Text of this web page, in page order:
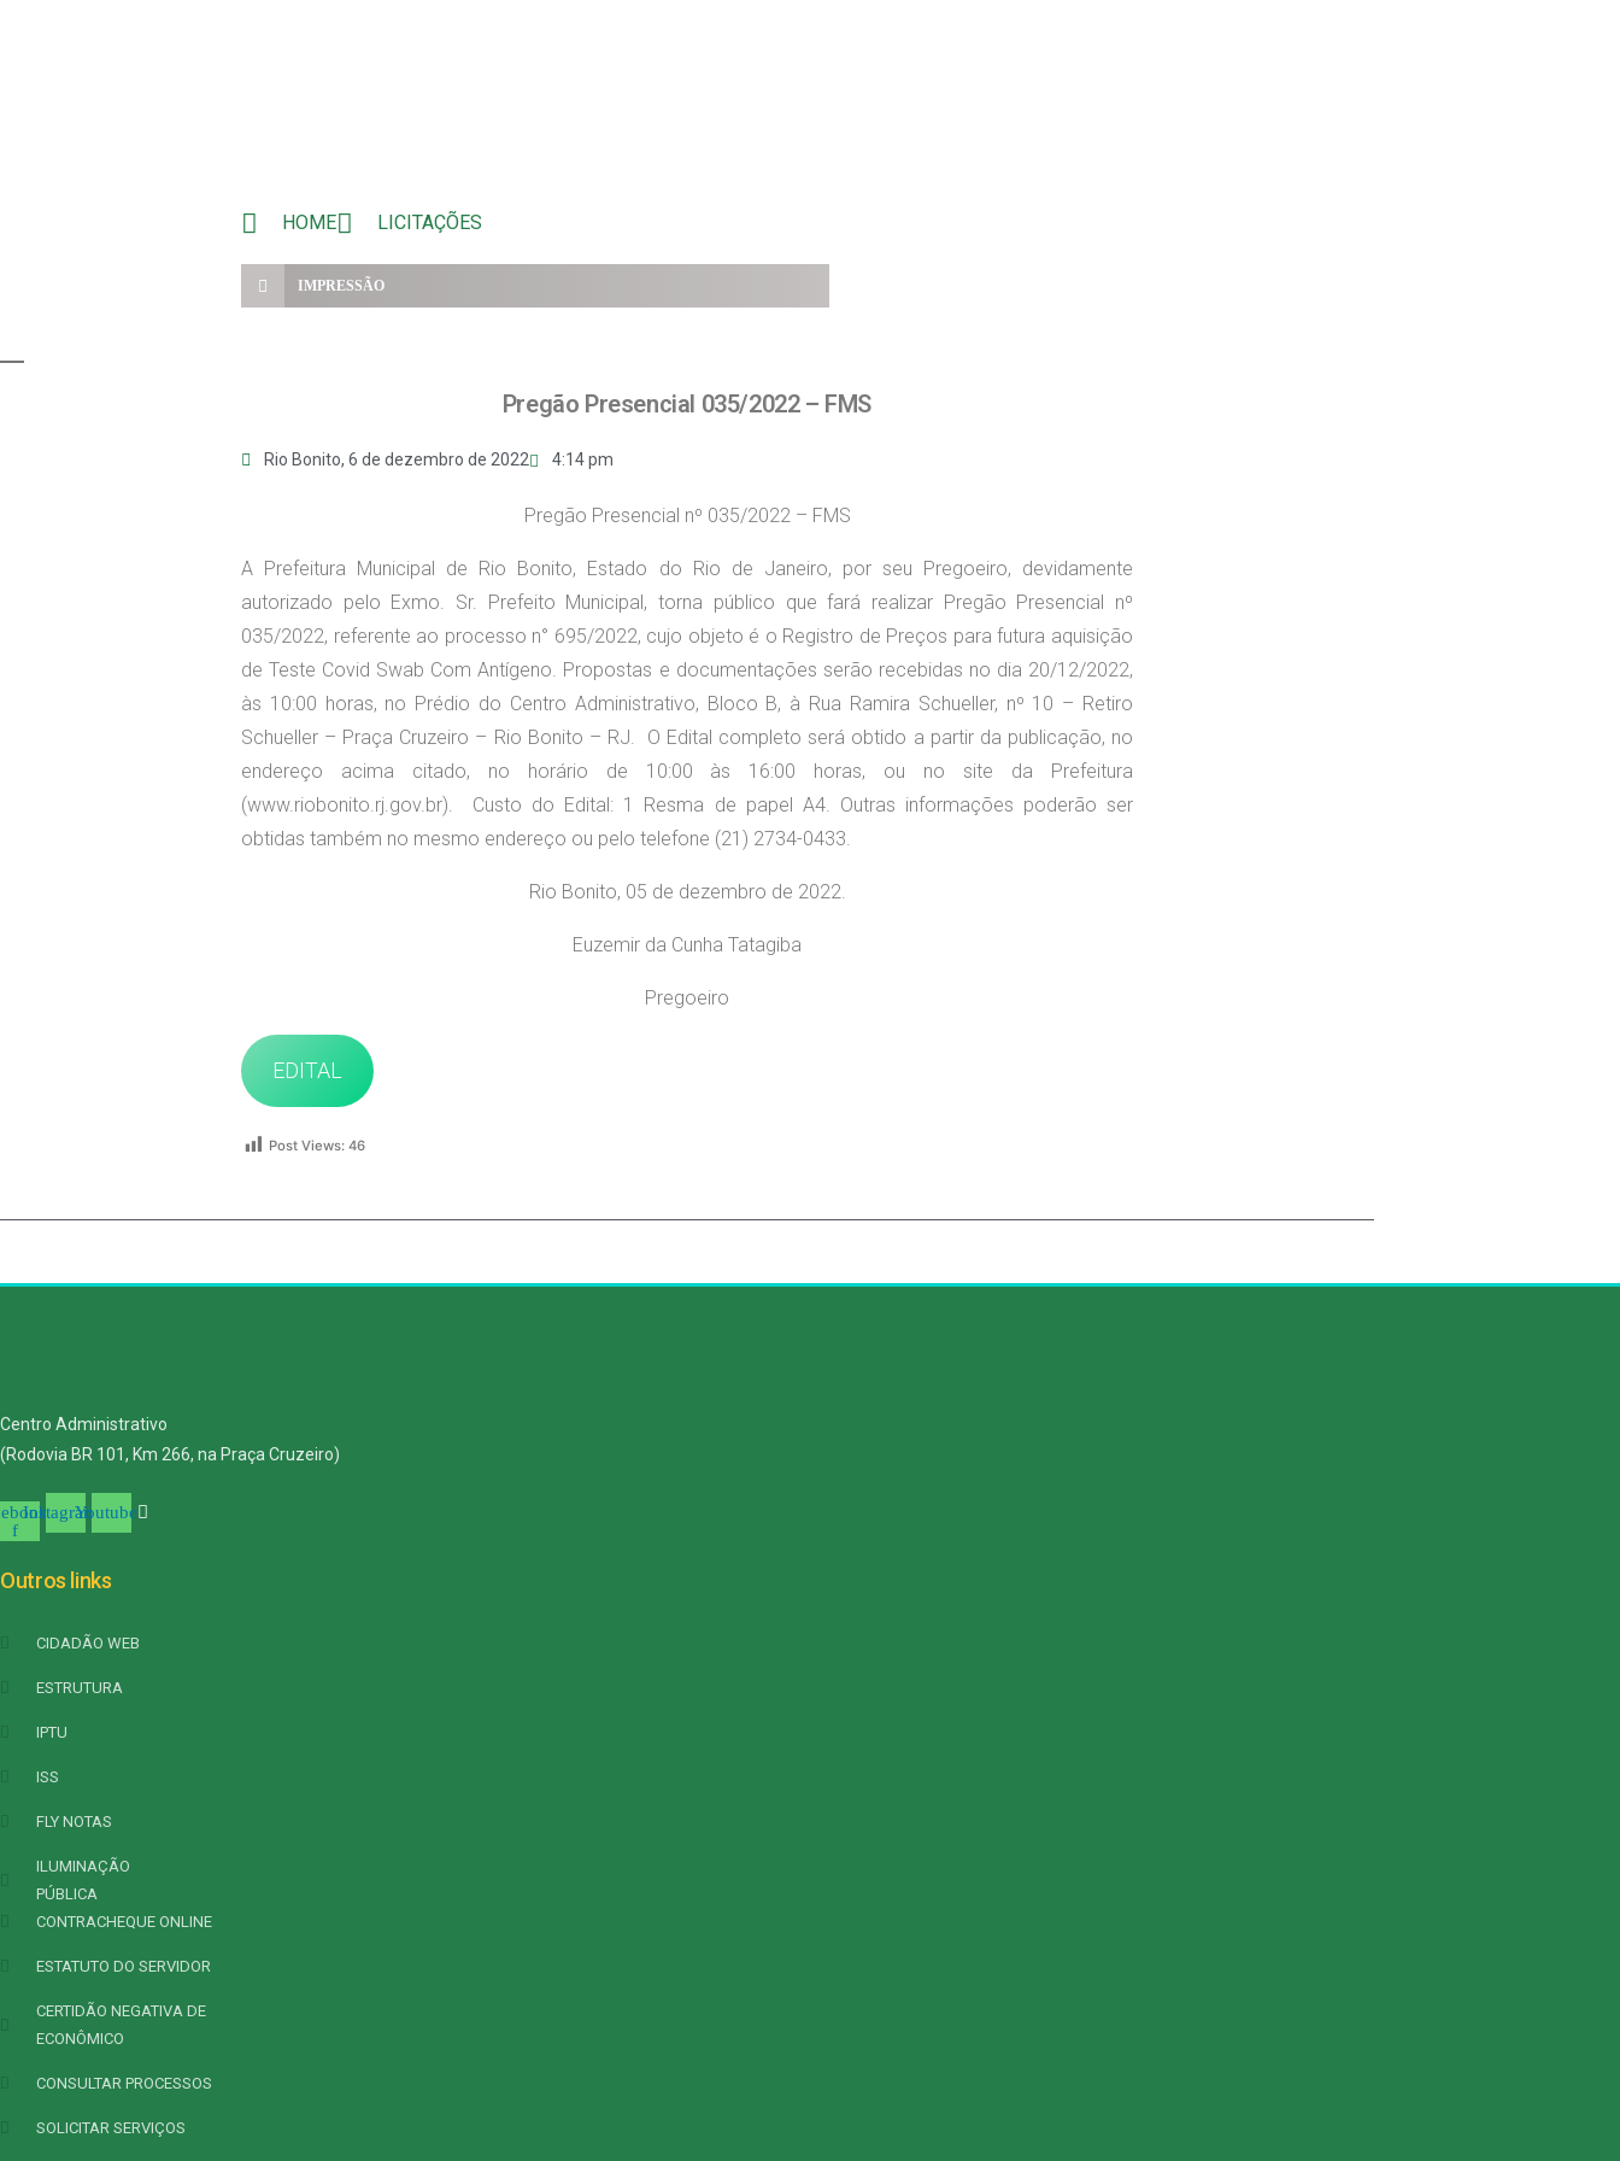
HOME LICITAÇÕES
IMPRESSÃO
Pregão Presencial 035/2022 – FMS
Rio Bonito, 6 de dezembro de 2022 4:14 pm
Pregão Presencial nº 035/2022 – FMS
A Prefeitura Municipal de Rio Bonito, Estado do Rio de Janeiro, por seu Pregoeiro, devidamente
autorizado pelo Exmo. Sr. Prefeito Municipal, torna público que fará realizar Pregão Presencial nº
035/2022, referente ao processo n° 695/2022, cujo objeto é o Registro de Preços para futura aquisição
de Teste Covid Swab Com Antígeno. Propostas e documentações serão recebidas no dia 20/12/2022,
às 10:00 horas, no Prédio do Centro Administrativo, Bloco B, à Rua Ramira Schueller, nº 10 – Retiro
Schueller – Praça Cruzeiro – Rio Bonito – RJ. O Edital completo será obtido a partir da publicação, no
endereço acima citado, no horário de 10:00 às 16:00 horas, ou no site da Prefeitura
(www.riobonito.rj.gov.br). Custo do Edital: 1 Resma de papel A4. Outras informações poderão ser
obtidas também no mesmo endereço ou pelo telefone (21) 2734-0433.
Rio Bonito, 05 de dezembro de 2022.
Euzemir da Cunha Tatagiba
Pregoeiro
EDITAL
Post Views: 46
Centro Administrativo
(Rodovia BR 101, Km 266, na Praça Cruzeiro)
f
InstagramYoutube
Outros links
CIDADÃO WEB
ESTRUTURA
IPTU
ISS
FLY NOTAS
ILUMINAÇÃO
PÚBLICA
CONTRACHEQUE ONLINE
ESTATUTO DO SERVIDOR
CERTIDÃO NEGATIVA DE
ECONÔMICO
CONSULTAR PROCESSOS
SOLICITAR SERVIÇOS